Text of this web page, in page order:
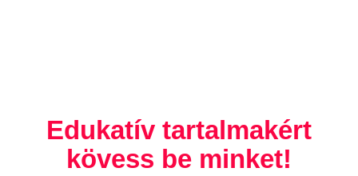
Edukatív tartalmakért
kövess be minket!